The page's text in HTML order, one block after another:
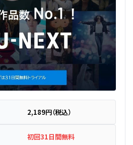
2,189円（税込）
初回31日間無料